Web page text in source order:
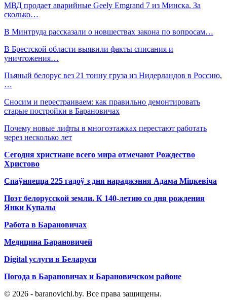
МВД продает аварийные Geely Emgrand 7 из Минска. За
сколько…
В Минтруда рассказали о новшествах закона по вопросам…
В Брестской области выявили факты списания и
уничтожения…
Пьяный белорус вез 21 тонну груза из Нидерландов в Россию,
…
Сносим и перестраиваем: как правильно демонтировать
старые постройки в Барановичах
Почему новые лифты в многоэтажках перестают работать
через несколько лет
Сегодня христиане всего мира отмечают Рождество
Христово
Спаўняецца 225 гадоў з дня нараджэння Адама Міцкевіча
Поэт белорусской земли. К 140-летию со дня рождения
Янки Купалы
Работа в Барановичах
Медицина Барановичей
Digital услуги в Беларуси
Погода в Барановичах и Барановичском районе
© 2026 - baranovichi.by. Все права защищены.